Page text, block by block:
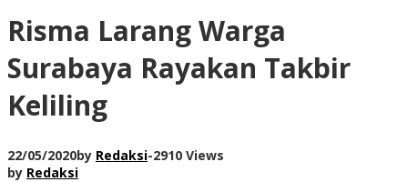
Risma Larang Warga
Surabaya Rayakan Takbir
Keliling
22/05/2020by Redaksi-2910 Views
by Redaksi